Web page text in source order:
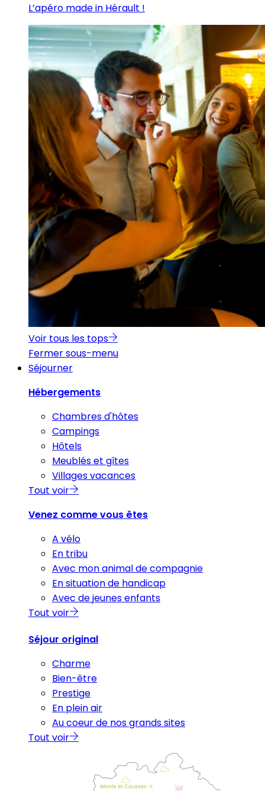
L’apéro made in Hérault !
Voir tous les tops
Fermer sous-menu
Séjourner
Hébergements
Chambres d'hôtes
Campings
Hôtels
Meublés et gîtes
Villages vacances
Tout voir
Venez comme vous êtes
A vélo
En tribu
Avec mon animal de compagnie
En situation de handicap
Avec de jeunes enfants
Tout voir
Séjour original
Charme
Bien-être
Prestige
En plein air
Au coeur de nos grands sites
Tout voir